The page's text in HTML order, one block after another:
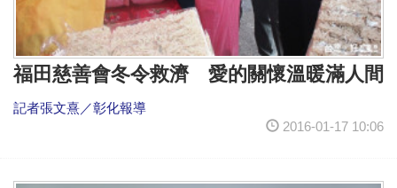
福田慈善會冬令救濟 愛的關懷溫暖滿人間
記者張文熹／彰化報導
2016-01-17 10:06